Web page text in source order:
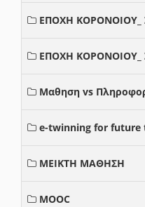
ΕΠΟΧΗ ΚΟΡΟΝΟΙΟΥ_
ΕΠΟΧΗ ΚΟΡΟΝΟΙΟΥ_
Μαθηση vs
e-twinning for future
ΜΕΙΚΤΗ ΜΑΘΗΣΗ
MOOC